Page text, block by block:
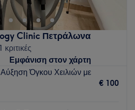
να αφεθείς σε έναν κόσμο
απελευθερώνοντας τον πιο
επαγγελματίες του
έχουν δημιουργήσει έναν
όλες τις ανάγκες του δέρματός σου.
laser αποτρίχωσης,
παθητικής άσκησης,
απολαυστικά μασάζ, βρίσκετε μαζί
ικανοποιώντας προοδευτικά
Clinic Πετράλωνα
κριτικές
Εμφάνιση στον χάρτη
Όγκου Χειλιών με
€ 100